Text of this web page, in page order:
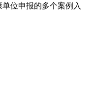
位申报的多个案例入